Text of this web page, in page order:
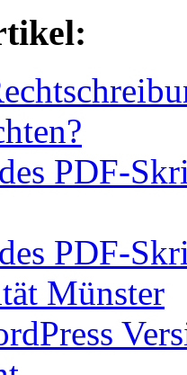
PDF-
PDF-
Münster